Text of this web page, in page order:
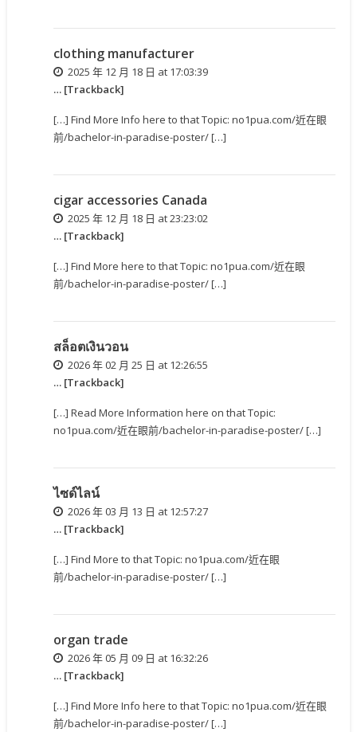
clothing manufacturer
2025 年 12 月 18 日 at 17:03:39
… [Trackback]
[…] Find More Info here to that Topic: no1pua.com/近在眼
前/bachelor-in-paradise-poster/ […]
cigar accessories Canada
2025 年 12 月 18 日 at 23:23:02
… [Trackback]
[…] Find More here to that Topic: no1pua.com/近在眼
前/bachelor-in-paradise-poster/ […]
สล็อตเงินวอน
2026 年 02 月 25 日 at 12:26:55
… [Trackback]
[…] Read More Information here on that Topic:
no1pua.com/近在眼前/bachelor-in-paradise-poster/ […]
ไซด์ไลน์
2026 年 03 月 13 日 at 12:57:27
… [Trackback]
[…] Find More to that Topic: no1pua.com/近在眼
前/bachelor-in-paradise-poster/ […]
organ trade
2026 年 05 月 09 日 at 16:32:26
… [Trackback]
[…] Find More Info here to that Topic: no1pua.com/近在眼
前/bachelor-in-paradise-poster/ […]